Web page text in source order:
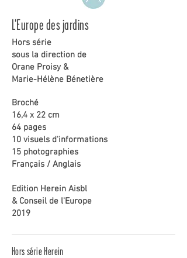
L'Europe des jardins
Hors série
sous la direction de
Orane Proisy &
Marie-Hélène Bénetière
Broché
16,4 x 22 cm
64 pages
10 visuels d'informations
15 photographies
Français / Anglais
Edition Herein Aisbl
& Conseil de l'Europe
2019
Hors série Herein